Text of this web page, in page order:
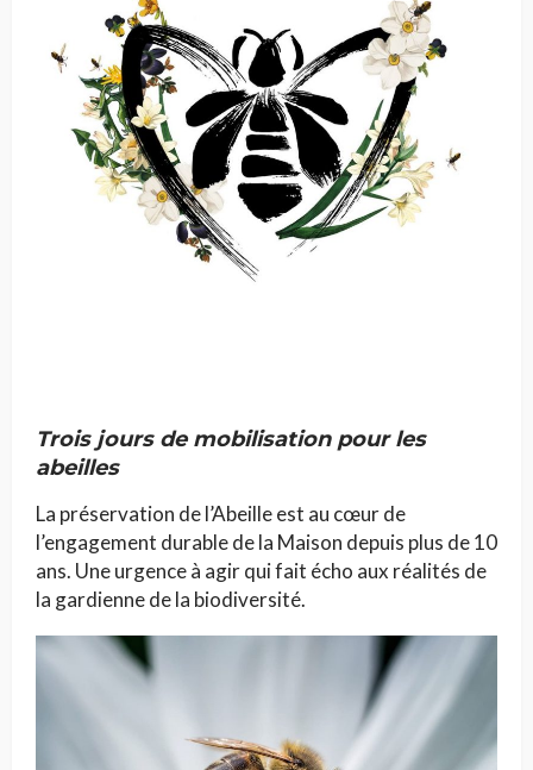
Trois jours de mobilisation pour les
abeilles
La préservation de l’Abeille est au cœur de
l’engagement durable de la Maison depuis plus de 10
ans. Une urgence à agir qui fait écho aux réalités de
la gardienne de la biodiversité.